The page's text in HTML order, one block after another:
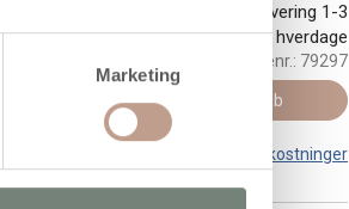
Marketing
Levering 1-3
hverdage
Varenr.: 79297
Køb
Leveringsomkostninger